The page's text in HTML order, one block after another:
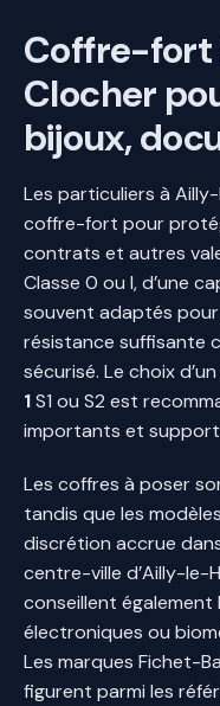
Coffre-fort
Clocher
bijoux,
Les particuliers à
coffre-fort pour
contrats et autres
Classe 0 ou I, d’une
souvent adaptés
résistance suffisante
sécurisé. Le choix
1S1 ou S2 est
importants et
Les coffres à poser
tandis que les
discrétion accrue
centre-ville d’Ailly-le-
conseillent également
électroniques ou
Les marques Fichet-
figurent parmi les